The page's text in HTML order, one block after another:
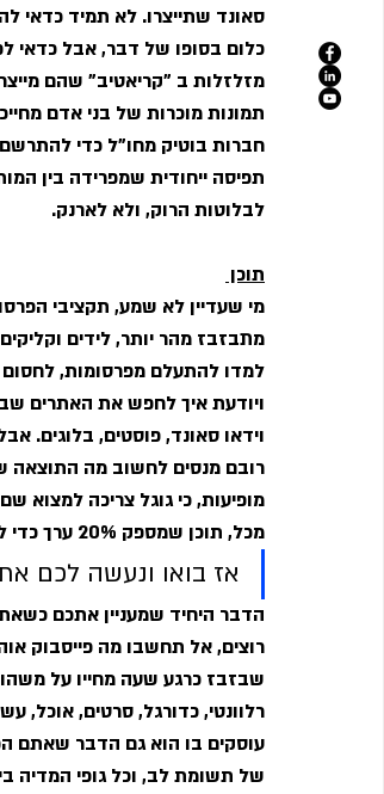
סאונד שתייצרו. לא תמיד כדאי
כלום בסופו של דבר, אבל כדאי
מזלזלות ב "קריאטיב" שהם
תמונות מוכרות של בני אדם
חברות בוטיק מחו"ל כדי
תפיסה ייחודית שמפרידה בין
לבלוטות הרוק, ולא לארנק.
תוכן
מי שעדיין לא שמע, תקציבי
מתבזבז מהר יותר, לידים
ויודעת איך לחפש את האתרים
וידאו סאונד, פוסטים, בלוגים.
רובם מנסים לחשוב מה התוצאה
מופיעות, כי גוגל צריכה למצוא
מכל, תוכן שמספק 20% ערך כדי להוביל ל funnel שדרכו נפציץ את הגולש במוצרים ומכירות.
אז בואו ונעשה לכם
הדבר היחיד שמעניין אתכם
רוצים, אל תחשבו מה פייסבוק
שבזבז כרגע שעה מחייו על
רלוונטי, כדורגל, סרטים,
עוסקים בו הוא גם הדבר שאתם
של תשומת לב, וכל גופי המדיה